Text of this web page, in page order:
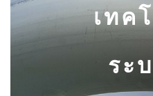
เทค
ระ